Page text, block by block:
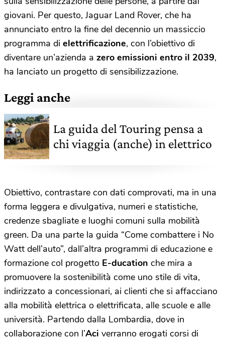
giovani. Per questo, Jaguar Land Rover, che ha
annunciato entro la fine del decennio un massiccio
programma di elettrificazione, con l’obiettivo di
diventare un’azienda a zero emissioni entro il 2039,
ha lanciato un progetto di sensibilizzazione.
Leggi anche
La guida del Touring pensa a
chi viaggia (anche) in elettrico
Obiettivo, contrastare con dati comprovati, ma in una
forma leggera e divulgativa, numeri e statistiche,
credenze sbagliate e luoghi comuni sulla mobilità
green. Da una parte la guida “Come combattere i No
Watt dell’auto”, dall’altra programmi di educazione e
formazione col progetto E-ducation che mira a
promuovere la sostenibilità come uno stile di vita,
indirizzato a concessionari, ai clienti che si affacciano
alla mobilità elettrica o elettrificata, alle scuole e alle
università. Partendo dalla Lombardia, dove in
collaborazione con l’Aci verranno erogati corsi di